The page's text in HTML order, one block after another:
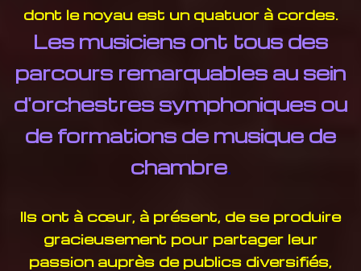
dont le noyau est un quatuor à cordes.
Les musiciens ont tous des
parcours remarquables au sein
d'orchestres symphoniques ou
de formations de musique de
chambre.
Ils ont à cœur, à présent, de se produire
gracieusement pour partager leur
passionauprès de publics diversifiés,